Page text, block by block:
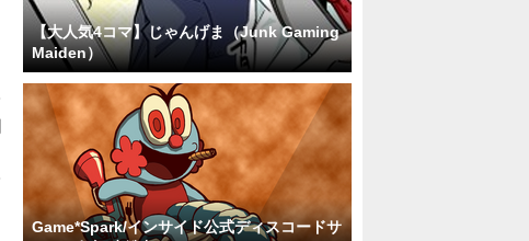
【大人気4コマ】じゃんげま（Junk Gaming
Maiden）
Game*Spark/インサイド公式ディスコードサ